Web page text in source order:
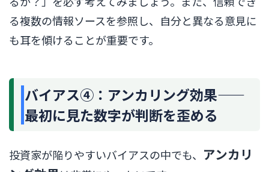
る複数の情報ソースを参照し、自分と異なる意見に
も耳を傾けることが重要です。
バイアス④：アンカリング効果——
最初に見た数字が判断を歪める
投資家が陥りやすいバイアスの中でも、 アンカリ